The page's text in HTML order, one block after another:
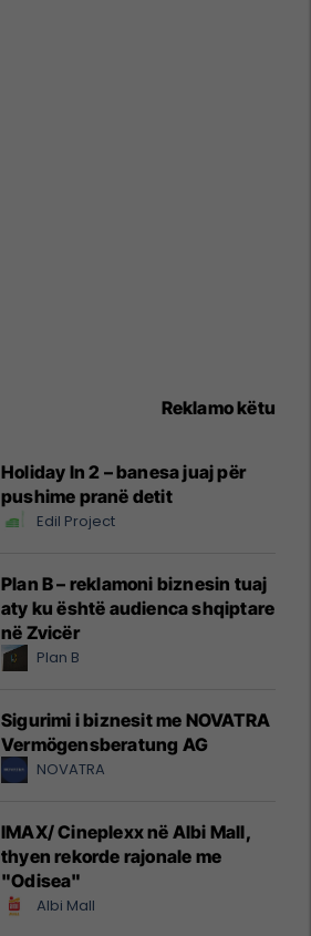
Reklamo këtu
Holiday In 2 – banesa juaj për
pushime pranë detit
Edil Project
Plan B – reklamoni biznesin tuaj
aty ku është audienca shqiptare
në Zvicër
Plan B
Sigurimi i biznesit me NOVATRA
Vermögensberatung AG
NOVATRA
IMAX/ Cineplexx në Albi Mall,
thyen rekorde rajonale me
"Odisea"
Albi Mall